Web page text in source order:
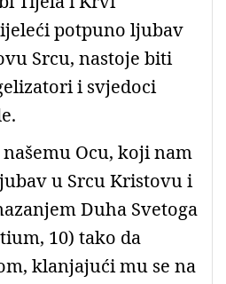
potpuno ljubav
Srcu, nastoje biti
i svjedoci
Ocu, koji nam
u Srcu Kristovu i
Duha Svetoga
10) tako da
klanjajući mu se na